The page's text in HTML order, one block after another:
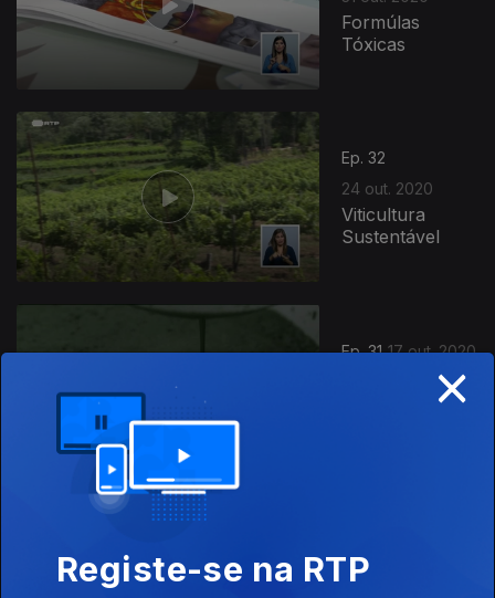
Formúlas
Tóxicas
Ep. 32
24 out. 2020
Viticultura
Sustentável
Ep. 31 17 out. 2020
Os Improváveis
da Agricultura
10 out. 2020
×
Registe-se na RTP